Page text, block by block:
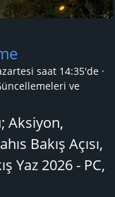
saat 14:35'de
ve
Aksiyon,
Bakış Açısı,
Yaz 2026 - PC,